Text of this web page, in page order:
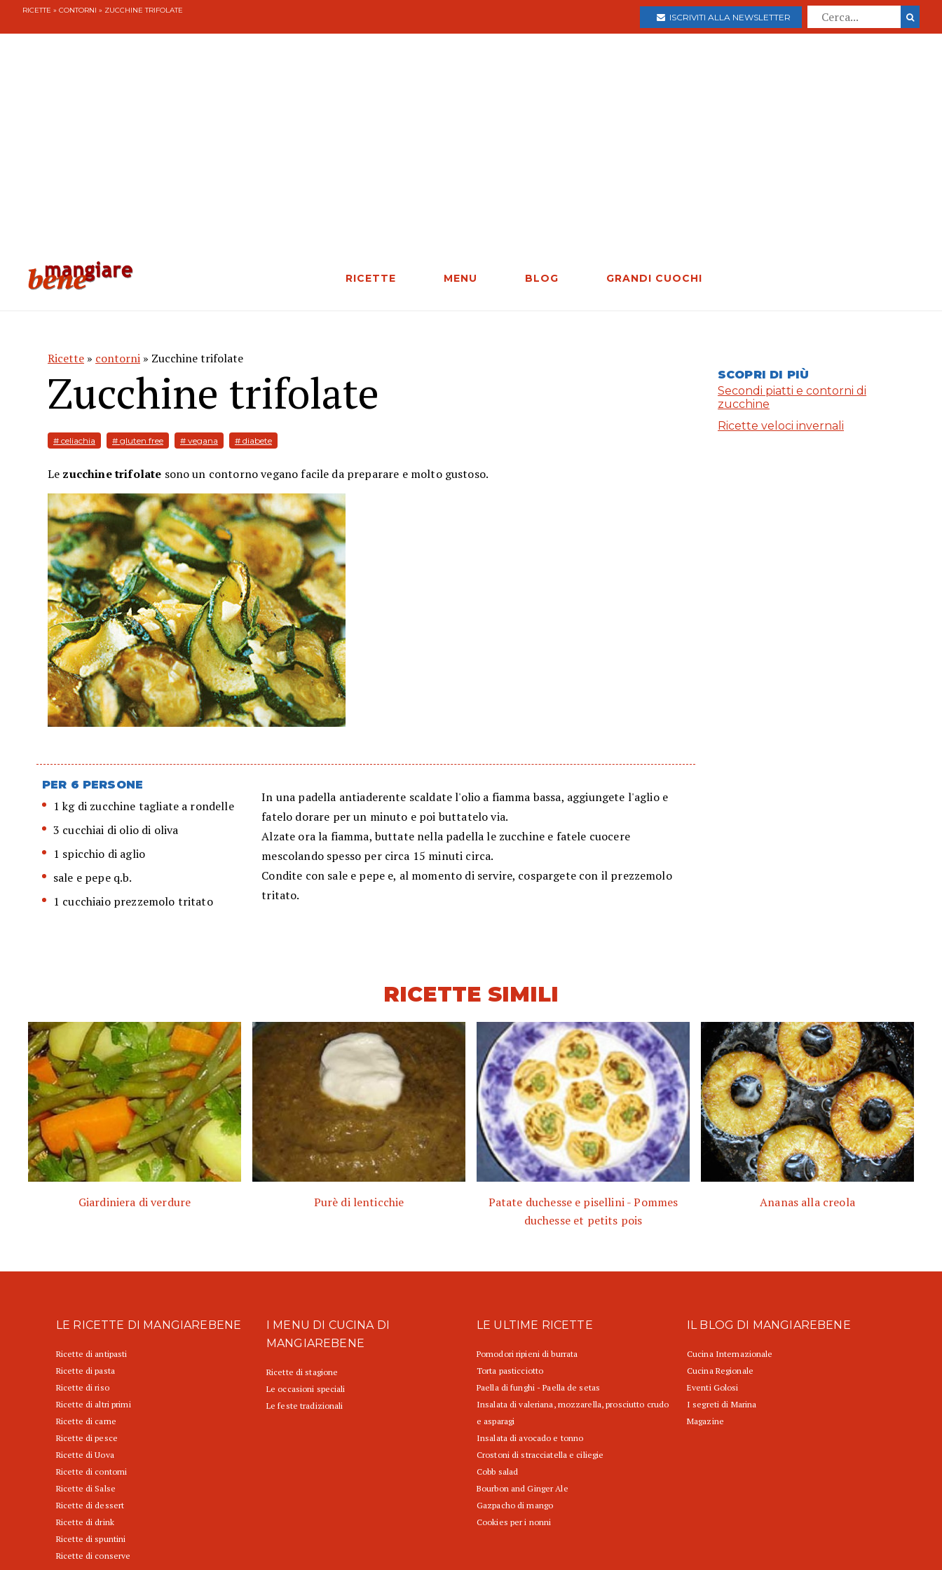
RICETTE » CONTORNI » ZUCCHINE TRIFOLATE
ISCRIVITI ALLA NEWSLETTER
RICETTE MENU BLOG GRANDI CUOCHI
Ricette » contorni » Zucchine trifolate
Zucchine trifolate
# celiachia # gluten free # vegana # diabete
Le zucchine trifolate sono un contorno vegano facile da preparare e molto gustoso.
PER 6 PERSONE
1 kg di zucchine tagliate a rondelle
3 cucchiai di olio di oliva
1 spicchio di aglio
sale e pepe q.b.
1 cucchiaio prezzemolo tritato
In una padella antiaderente scaldate l'olio a fiamma bassa, aggiungete l'aglio e
fatelo dorare per un minuto e poi buttatelo via.
Alzate ora la fiamma, buttate nella padella le zucchine e fatele cuocere
mescolando spesso per circa 15 minuti circa.
Condite con sale e pepe e, al momento di servire, cospargete con il prezzemolo
tritato.
SCOPRI DI PIÙ
Secondi piatti e contorni di
zucchine
Ricette veloci invernali
RICETTE SIMILI
Giardiniera di verdure Purè di lenticchie
Patate duchesse e pisellini - Pommes
duchesse et petits pois
Ananas alla creola
LE RICETTE DI MANGIAREBENE
Ricette di antipasti
Ricette di pasta
Ricette di riso
Ricette di altri primi
Ricette di carne
Ricette di pesce
Ricette di Uova
Ricette di contorni
Ricette di Salse
Ricette di dessert
Ricette di drink
Ricette di spuntini
Ricette di conserve
I MENU DI CUCINA DI
MANGIAREBENE
Ricette di stagione
Le occasioni speciali
Le feste tradizionali
LE ULTIME RICETTE
Pomodori ripieni di burrata
Torta pasticciotto
Paella di funghi - Paella de setas
Insalata di valeriana, mozzarella, prosciutto crudo
e asparagi
Insalata di avocado e tonno
Crostoni di stracciatella e ciliegie
Cobb salad
Bourbon and Ginger Ale
Gazpacho di mango
Cookies per i nonni
IL BLOG DI MANGIAREBENE
Cucina Internazionale
Cucina Regionale
Eventi Golosi
I segreti di Marina
Magazine